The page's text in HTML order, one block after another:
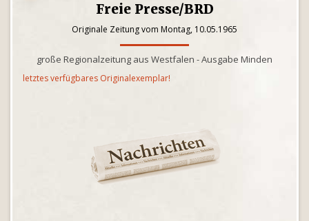
Freie Presse/BRD
Originale Zeitung vom Montag, 10.05.1965
große Regionalzeitung aus Westfalen - Ausgabe Minden
letztes verfügbares Originalexemplar!